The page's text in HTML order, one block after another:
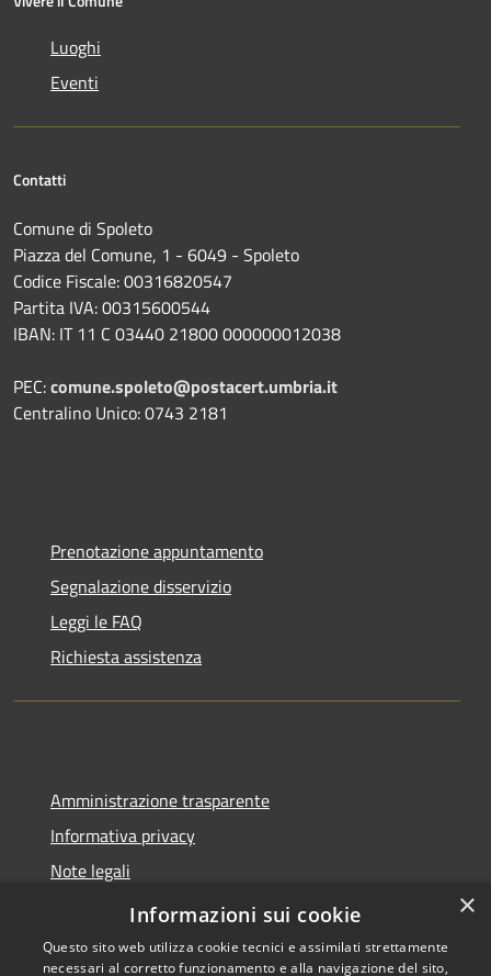
Luoghi
Eventi
Contatti
Comune di Spoleto
Piazza del Comune, 1 - 6049 - Spoleto
Codice Fiscale: 00316820547
Partita IVA: 00315600544
IBAN: IT 11 C 03440 21800 000000012038
PEC:comune.spoleto@postacert.umbria.it
Centralino Unico: 0743 2181
Prenotazione appuntamento
Segnalazione disservizio
Leggi le FAQ
Richiesta assistenza
Amministrazione trasparente
Informativa privacy
Note legali
Dichiarazione di accessibilità
×
Informazioni sui cookie
Questo sito web utilizza cookie tecnici e assimilati strettamente
necessari al corretto funzionamento e alla navigazione del sito,